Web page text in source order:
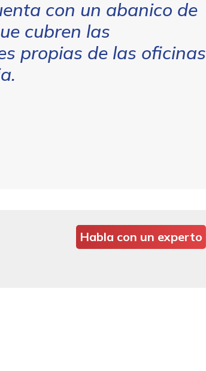
con un abanico de
cubren las
propias de las oficinas
Habla con un experto